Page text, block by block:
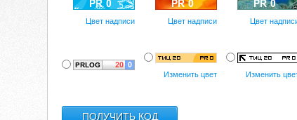
Цвет надписи Цвет надписи Цвет
Изменить цвет Изменить